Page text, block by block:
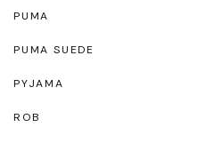
PUMA
PUMA SUEDE
PYJAMA
ROB